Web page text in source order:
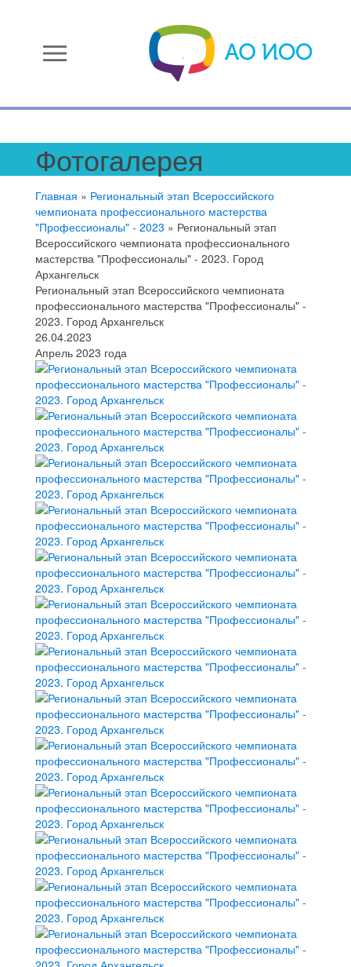
menu
Фотогалерея
Главная » Региональный этап Всероссийского
чемпионата профессионального мастерства
"Профессионалы" - 2023 » Региональный этап
Всероссийского чемпионата профессионального
мастерства "Профессионалы" - 2023. Город
Архангельск
Региональный этап Всероссийского чемпионата
профессионального мастерства "Профессионалы" -
2023. Город Архангельск
26.04.2023
Апрель 2023 года